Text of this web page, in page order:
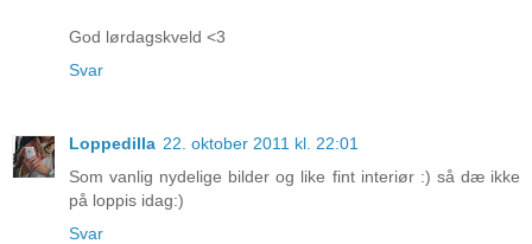
God lørdagskveld <3
Svar
Loppedilla 22. oktober 2011 kl. 22:01
Som vanlig nydelige bilder og like fint interiør :) så dæ ikke
på loppis idag:)
Svar